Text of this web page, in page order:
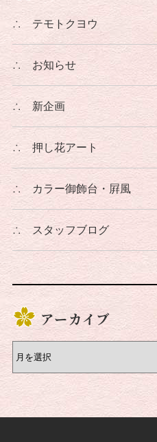
∴ テモトクヨウ
∴ お知らせ
∴ 新企画
∴ 押し花アート
∴ カラー御飾台・屛風
∴ スタッフブログ
アーカイブ